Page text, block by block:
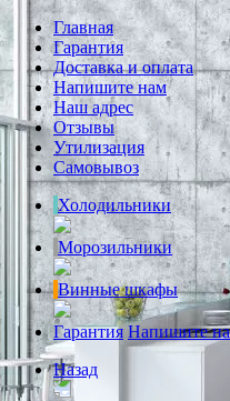
Главная
Гарантия
Доставка и оплата
Напишите нам
Наш адрес
Отзывы
Утилизация
Самовывоз
Холодильники
Морозильники
Винные шкафы
Гарантия Напишите
Назад